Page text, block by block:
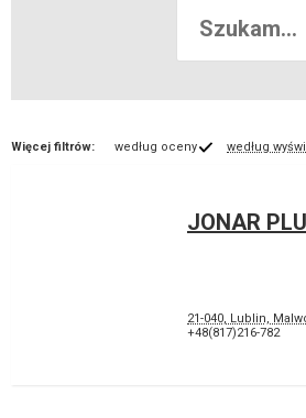
Więcej filtrów: według oceny według
JONAR
21-040, Lublin,
+48(817)216-782